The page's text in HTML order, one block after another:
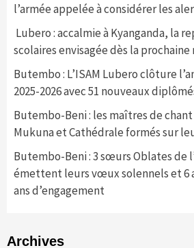
l’armée appelée à considérer les
Lubero : accalmie à Kyanganda, la
scolaires envisagée dès la
Butembo : L’ISAM Lubero clôture
2025-2026 avec 51 nouveaux
Butembo-Beni : les maîtres de
Mukuna et Cathédrale formés sur
Butembo-Beni : 3 sœurs Oblates de
émettent leurs vœux solennels et 6
ans d’engagement
Archives